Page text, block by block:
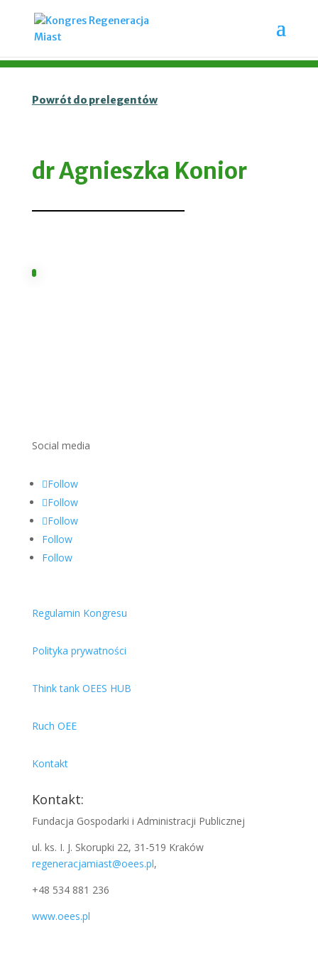
Powrót do prelegentów
dr Agnieszka Konior
Social media
Follow
Follow
Follow
Follow
Follow
Regulamin Kongresu
Polityka prywatności
Think tank OEES HUB
Ruch OEE
Kontakt
Kontakt:
Fundacja Gospodarki i Administracji Publicznej
ul. ks. I. J. Skorupki 22, 31-519 Kraków
regeneracjamiast@oees.pl,
+48 534 881 236
www.oees.pl